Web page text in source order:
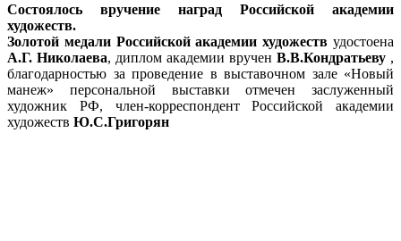
Состоялось вручение наград Российской академии
художеств.
Золотой медали Российской академии художеств удостоена
А.Г. Николаева, диплом академии вручен В.В.Кондратьеву ,
благодарностью за проведение в выставочном зале «Новый
манеж» персональной выставки отмечен заслуженный
художник РФ, член-корреспондент Российской академии
художеств Ю.С.Григорян